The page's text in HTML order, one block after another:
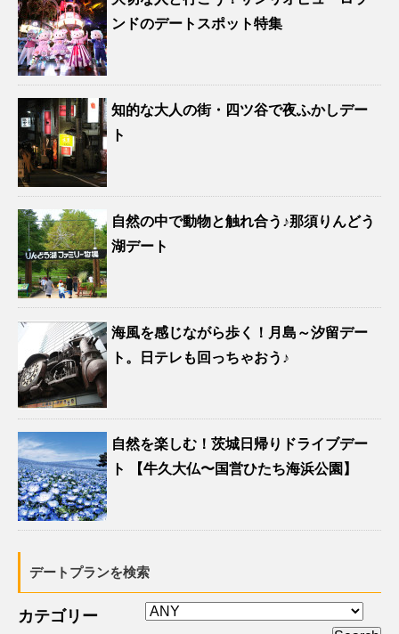
ンドのデートスポット特集
知的な大人の街・四ツ谷で夜ふかしデー
ト
自然の中で動物と触れ合う♪那須りんどう
湖デート
海風を感じながら歩く！月島～汐留デー
ト。日テレも回っちゃおう♪
自然を楽しむ！茨城日帰りドライブデー
ト 【牛久大仏〜国営ひたち海浜公園】
デートプランを検索
カテゴリー